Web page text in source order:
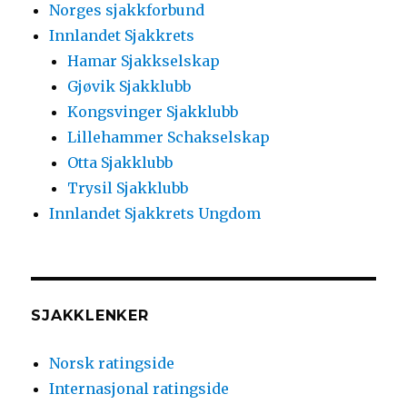
Norges sjakkforbund
Innlandet Sjakkrets
Hamar Sjakkselskap
Gjøvik Sjakklubb
Kongsvinger Sjakklubb
Lillehammer Schakselskap
Otta Sjakklubb
Trysil Sjakklubb
Innlandet Sjakkrets Ungdom
SJAKKLENKER
Norsk ratingside
Internasjonal ratingside